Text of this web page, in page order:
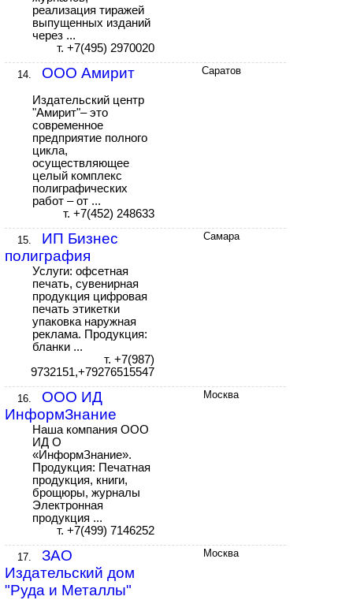
реализация тиражей
выпущенных изданий
через ...
т. +7(495) 2970020
14. ООО Амирит
Издательский центр
"Амирит"– это
современное
предприятие полного
цикла,
осуществляющее
целый комплекс
полиграфических
работ – от ...
т. +7(452) 248633
Саратов
15.
ИП Бизнес
полиграфия
Услуги: офсетная
печать, сувенирная
продукция цифровая
печать этикетки
упаковка наружная
реклама. Продукция:
бланки ...
т. +7(987)
9732151,+79276515547
Самара
16.
ООО ИД
ИнформЗнание
Наша компания ООО
ИД О
«ИнформЗнание».
Продукция: Печатная
продукция, книги,
брощюры, журналы
Электронная
продукция ...
т. +7(499) 7146252
Москва
17.
ЗАО
Издательский дом
"Руда и Металлы"
Москва